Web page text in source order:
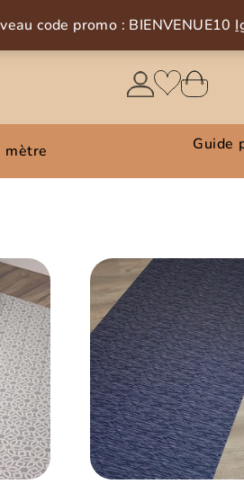
code promo : BIENVENUE10
mètre Guide